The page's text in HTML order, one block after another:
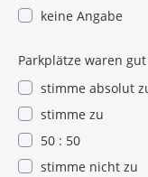
keine Angabe
Parkplätze waren
stimme absolut
stimme zu
50 : 50
stimme nicht zu